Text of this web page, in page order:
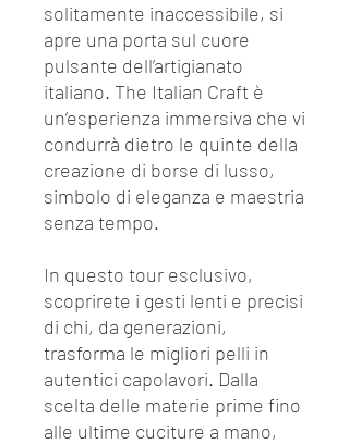
solitamente inaccessibile, si
apre una porta sul cuore
pulsante dell’artigianato
italiano. The Italian Craft è
un’esperienza immersiva che vi
condurrà dietro le quinte della
creazione di borse di lusso,
simbolo di eleganza e maestria
senza tempo.
In questo tour esclusivo,
scoprirete i gesti lenti e precisi
di chi, da generazioni,
trasforma le migliori pelli in
autentici capolavori. Dalla
scelta delle materie prime fino
alle ultime cuciture a mano,